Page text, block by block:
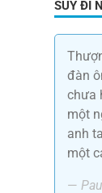
SUY ĐI
đàn
chưa
một
anh
một
—